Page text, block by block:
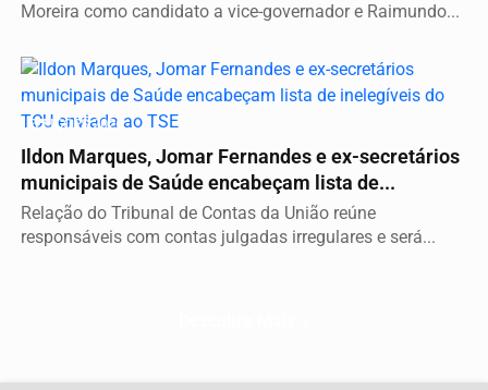
Moreira como candidato a vice-governador e Raimundo...
ELEIÇÕES 2026
Ildon Marques, Jomar Fernandes e ex-secretários
municipais de Saúde encabeçam lista de...
Relação do Tribunal de Contas da União reúne
responsáveis com contas julgadas irregulares e será...